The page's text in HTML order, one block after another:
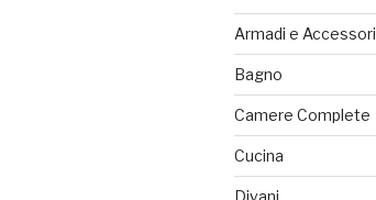
Armadi e Accessori
Bagno
Camere Complete
Cucina